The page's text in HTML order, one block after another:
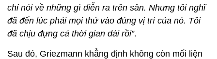
chỉ nói về những gì diễn ra trên sân. Nhưng tôi nghĩ
đã đến lúc phải mọi thứ vào đúng vị trí của nó. Tôi
đã chịu đựng cả thời gian dài rồi”.
Sau đó, Griezmann khẳng định không còn mối liện